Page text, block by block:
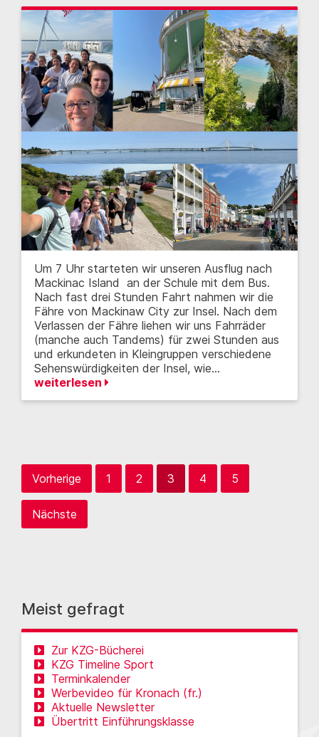
Um 7 Uhr starteten wir unseren Ausflug nach
Mackinac Island an der Schule mit dem Bus.
Nach fast drei Stunden Fahrt nahmen wir die
Fähre von Mackinaw City zur Insel. Nach dem
Verlassen der Fähre liehen wir uns Fahrräder
(manche auch Tandems) für zwei Stunden aus
und erkundeten in Kleingruppen verschiedene
Sehenswürdigkeiten der Insel, wie…
weiterlesen
Vorherige 1 2 3 4 5
Nächste
Meist gefragt
Zur KZG-Bücherei
KZG Timeline Sport
Terminkalender
Werbevideo für Kronach (fr.)
Aktuelle Newsletter
Übertritt Einführungsklasse